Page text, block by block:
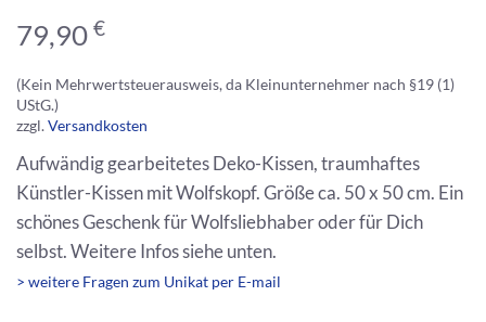
79,90 €
(Kein Mehrwertsteuerausweis, da Kleinunternehmer nach §19 (1)
UStG.)
zzgl.Versandkosten
Aufwändig gearbeitetes Deko-Kissen, traumhaftes
Künstler-Kissen mit Wolfskopf. Größe ca. 50 x 50 cm. Ein
schönes Geschenk für Wolfsliebhaber oder für Dich
selbst. Weitere Infos siehe unten.
> weitere Fragen zum Unikat per E-mail